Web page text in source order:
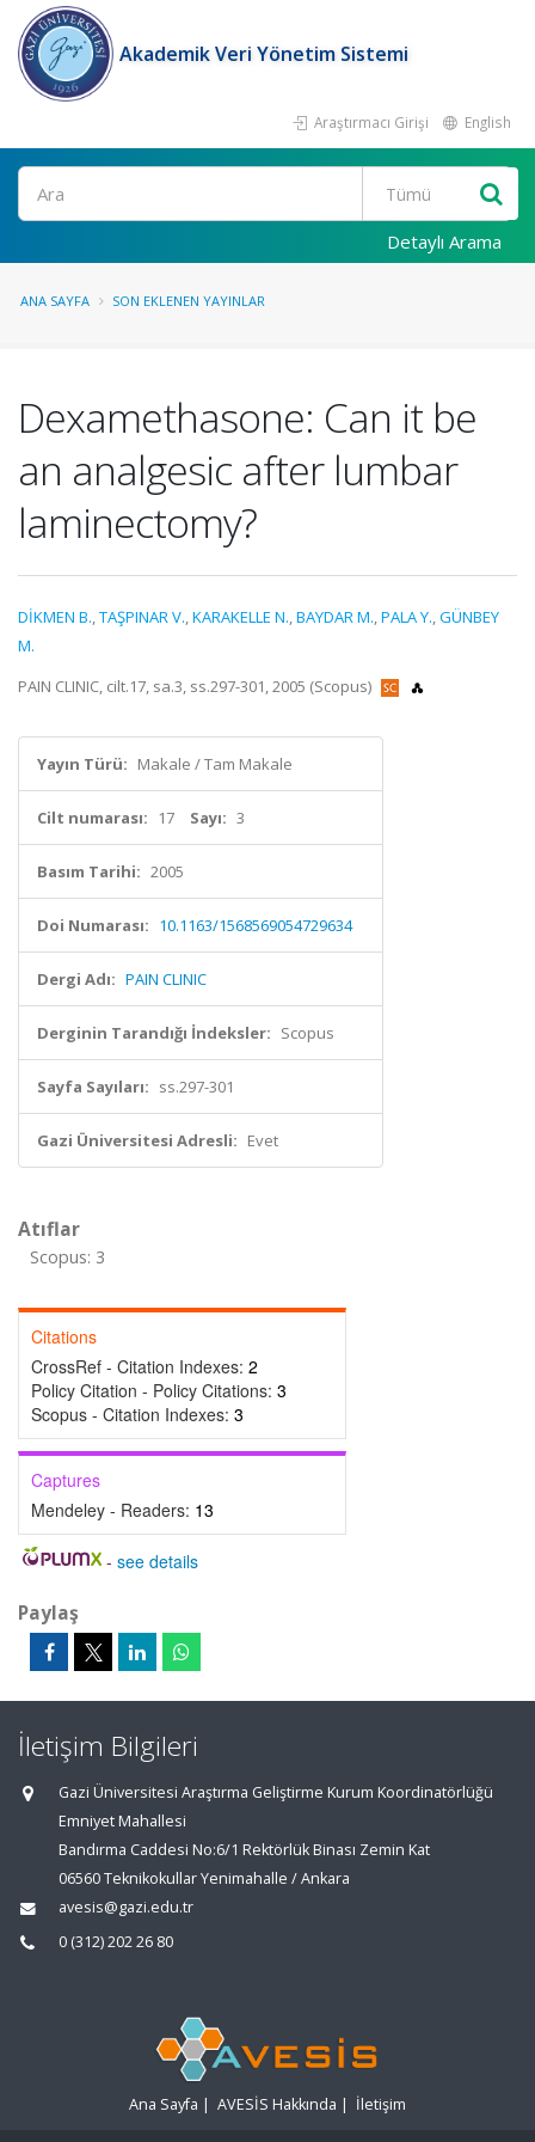
Akademik Veri Yönetim Sistemi
Araştırmacı Girişi English
Ara
Detaylı Arama
ANA SAYFA SON EKLENEN YAYINLAR
Dexamethasone: Can it be
an analgesic after lumbar
laminectomy?
DİKMEN B.,TAŞPINAR V.,KARAKELLE N.,BAYDAR M.,PALA Y.,GÜNBEY
M.
PAIN CLINIC, cilt.17, sa.3, ss.297-301, 2005 (Scopus)
Yayın Türü: Makale / Tam Makale
Cilt numarası: 17 Sayı: 3
Basım Tarihi: 2005
Doi Numarası: 10.1163/1568569054729634
Dergi Adı: PAIN CLINIC
Derginin Tarandığı İndeksler: Scopus
Sayfa Sayıları: ss.297-301
Gazi Üniversitesi Adresli: Evet
Atıflar
Scopus: 3
Citations
CrossRef - Citation Indexes: 2
Policy Citation - Policy Citations: 3
Scopus - Citation Indexes: 3
Captures
Mendeley - Readers: 13
- see details
Paylaş
İletişim Bilgileri
Gazi Üniversitesi Araştırma Geliştirme Kurum Koordinatörlüğü
Emniyet Mahallesi
Bandırma Caddesi No:6/1 Rektörlük Binası Zemin Kat
06560 Teknikokullar Yenimahalle / Ankara
avesis@gazi.edu.tr
0 (312) 202 26 80
Ana Sayfa | AVESİS Hakkında | İletişim